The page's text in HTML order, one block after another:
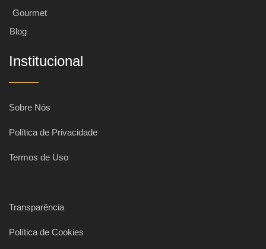
Gourmet
Blog
Institucional
Sobre Nós
Política de Privacidade
Termos de Uso
Transparência
Política de Cookies